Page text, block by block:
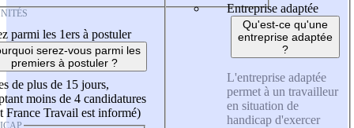
parmi les 1ers à postuler
serez-vous parmi les
premiers à postuler ?
de plus de 15 jours,
moins de 4 candidatures
France Travail est informé)
Entreprise adaptée
Qu'est-ce qu'une
entreprise adaptée
?
L'entreprise adaptée
permet à un travailleur
en situation de
handicap d'exercer